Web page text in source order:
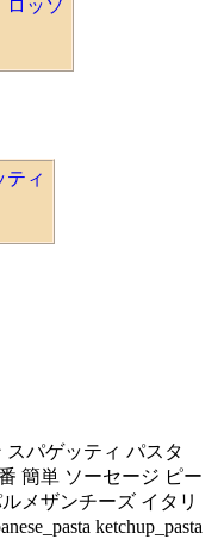
パゲッティ パスタ
簡単 ソーセージ ピー
メザンチーズ イタリ
ketchup_pasta